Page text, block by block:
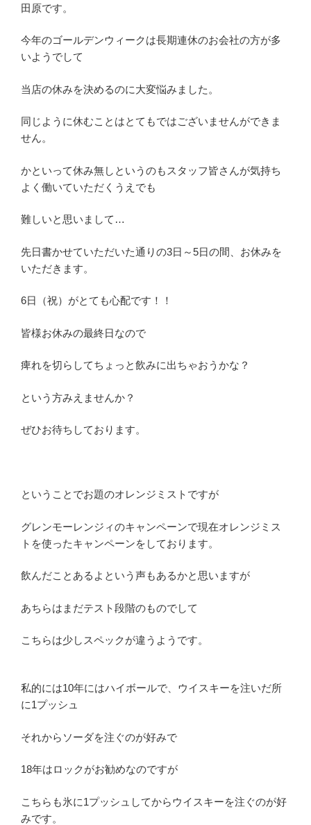
田原です。
今年のゴールデンウィークは長期連休のお会社の方が多
いようでして
当店の休みを決めるのに大変悩みました。
同じように休むことはとてもではございませんができま
せん。
かといって休み無しというのもスタッフ皆さんが気持ち
よく働いていただくうえでも
難しいと思いまして…
先日書かせていただいた通りの3日～5日の間、お休みを
いただきます。
6日（祝）がとても心配です！！
皆様お休みの最終日なので
痺れを切らしてちょっと飲みに出ちゃおうかな？
という方みえませんか？
ぜひお待ちしております。
ということでお題のオレンジミストですが
グレンモーレンジィのキャンペーンで現在オレンジミス
トを使ったキャンペーンをしております。
飲んだことあるよという声もあるかと思いますが
あちらはまだテスト段階のものでして
こちらは少しスペックが違うようです。
私的には10年にはハイボールで、ウイスキーを注いだ所
に1プッシュ
それからソーダを注ぐのが好みで
18年はロックがお勧めなのですが
こちらも氷に1プッシュしてからウイスキーを注ぐのが好
みです。